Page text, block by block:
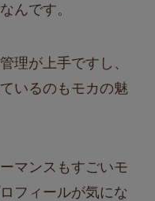
んです。
理が上手ですし、
いるのもモカの魅
マンスもすごいモ
フィールが気にな